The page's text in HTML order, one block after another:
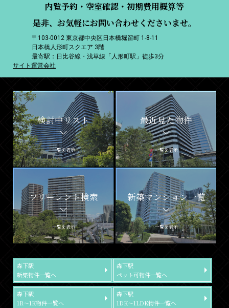
内覧予約・空室確認・初期費用概算等
是非、お気軽にお問い合わせくださいませ。
〒103-0012 東京都中央区日本橋堀留町 1-8-11
日本橋人形町スクエア 3階
最寄駅：日比谷線・浅草線「人形町駅」徒歩3分
サイト運営会社
検討中リスト
一覧を表示
最近見た物件
一覧を表示
フリーレント検索
一覧を表示
新築マンション一覧
一覧を表示
森下駅
新築物件一覧へ
森下駅
ペット可物件一覧へ
森下駅
1R～1K物件一覧へ
森下駅
1DK～1LDK物件一覧へ